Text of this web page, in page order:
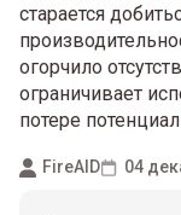
старается
огорчило
ограничивает
потере
FireAID 04